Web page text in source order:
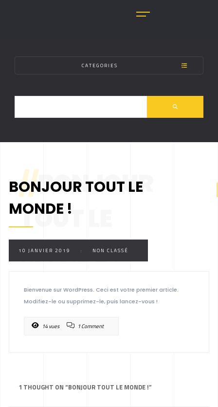
CATEGORIES
//BONJOUR
TOUT LE
MONDE !
BONJOUR TOUT LE
MONDE !
10 JANVIER 2019 : NON CLASSÉ
Bienvenue sur WordPress. Ceci est votre premier article.
Modifiez-le ou supprimez-le, puis lancez-vous !
14 vues 1 Comment
1 THOUGHT ON “BONJOUR TOUT LE MONDE !”